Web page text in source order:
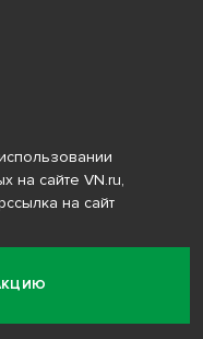
на сайте VN.ru,
на сайт